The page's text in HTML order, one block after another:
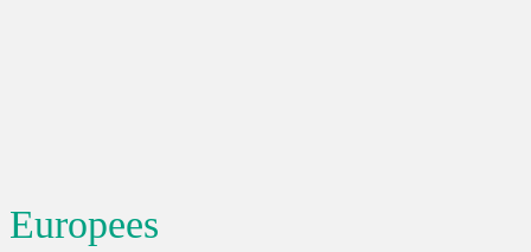
Europees